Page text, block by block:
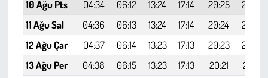
10 Ağu Pts
04:34 06:12 13:24 17:14 20:25
21:57
11 Ağu Sal
04:36 06:13 13:24 17:14 20:24
21:55
12 Ağu Çar
04:37 06:14 13:23 17:13 20:23
21:53
13 Ağu Per
04:38 06:15 13:23 17:13 20:21
21:51
Kent
Eğlence